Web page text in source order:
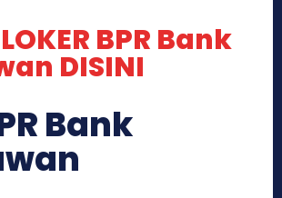
BPR Bank
DISINI
Bank